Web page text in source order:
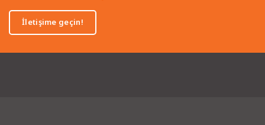
İletişime geçin!